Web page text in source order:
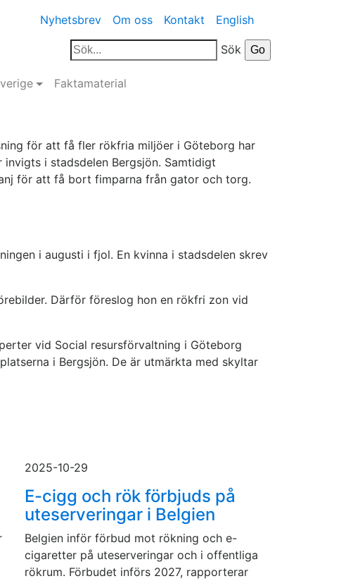
Nyhetsbrev Om oss Kontakt English
Sök
Faktamaterial
för att få fler rökfria miljöer i Göteborg har
i stadsdelen Bergsjön. Samtidigt
för att få bort fimparna från gator och torg.
i augusti i fjol. En kvinna i stadsdelen skrev
Därför föreslog hon en rökfri zon vid
vid Social resursförvaltning i Göteborg
i Bergsjön. De är utmärkta med skyltar
2025-10-29
E-cigg och rök förbjuds på
uteserveringar i Belgien
Belgien inför förbud mot rökning och e-
cigaretter på uteserveringar och i offentliga
rökrum. Förbudet införs 2027, rapporterar